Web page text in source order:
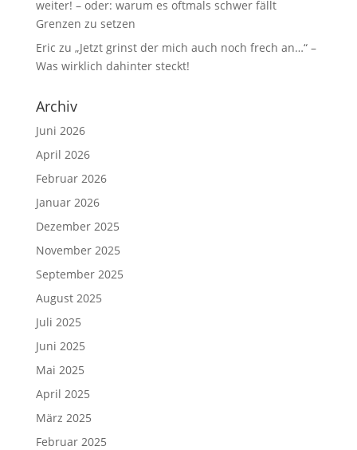
weiter! – oder: warum es oftmals schwer fällt
Grenzen zu setzen
Eric zu „Jetzt grinst der mich auch noch frech an…“ –
Was wirklich dahinter steckt!
Archiv
Juni 2026
April 2026
Februar 2026
Januar 2026
Dezember 2025
November 2025
September 2025
August 2025
Juli 2025
Juni 2025
Mai 2025
April 2025
März 2025
Februar 2025